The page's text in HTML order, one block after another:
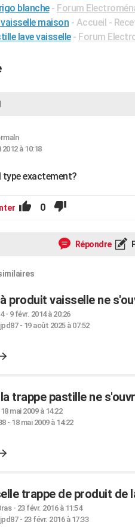
blanche - Forum
maison - Accueil -
lave vaisselle - Forum
2012 à 10:18
type exactement?
0
Répondre
produit vaisselle ne
- 9 févr. 2014 à 20:26
- 19 août 2025 à 07:52
trappe pastille ne
18 mai 2009 à 14:22
- 18 mai 2009 à 14:22
trappe de produit de
- 23 févr. 2016 à 11:54
- 23 févr. 2016 à 17:33